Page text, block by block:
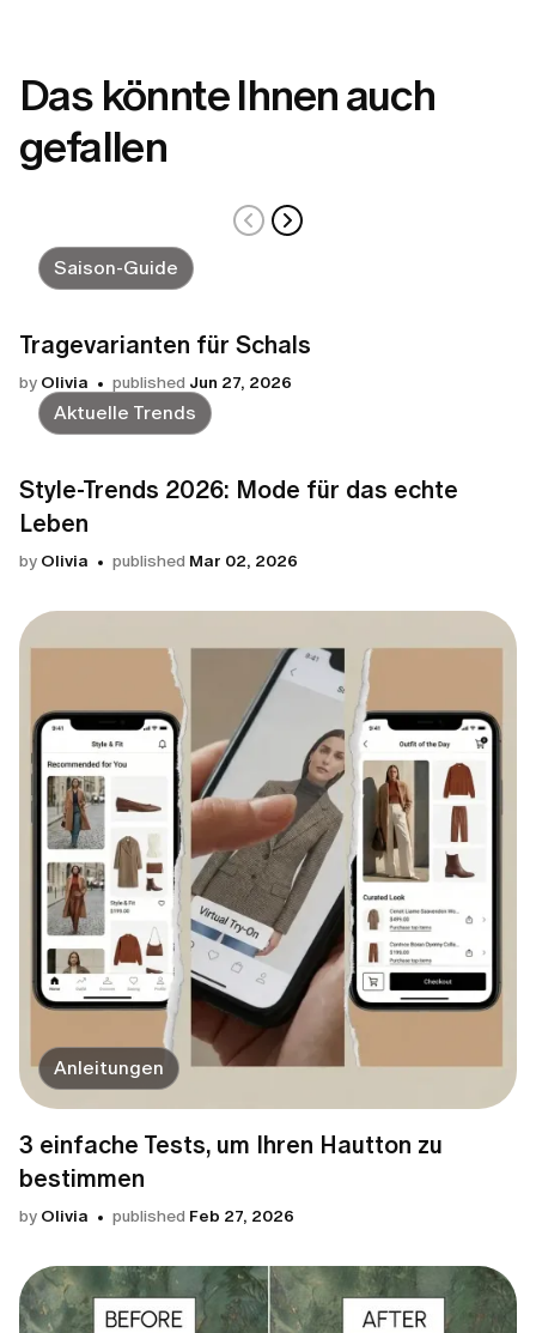
Das könnte Ihnen auch
gefallen
Saison-Guide
Tragevarianten für Schals
by Olivia published Jun 27, 2026
Aktuelle Trends
Style-Trends 2026: Mode für das echte
Leben
by Olivia published Mar 02, 2026
Anleitungen
3 einfache Tests, um Ihren Hautton zu
bestimmen
by Olivia published Feb 27, 2026